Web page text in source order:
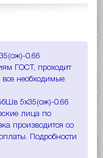
0.66
ГОСТ, проходит
необходимые
5х35(ож)-0.66
лица по
производится со
Подробности